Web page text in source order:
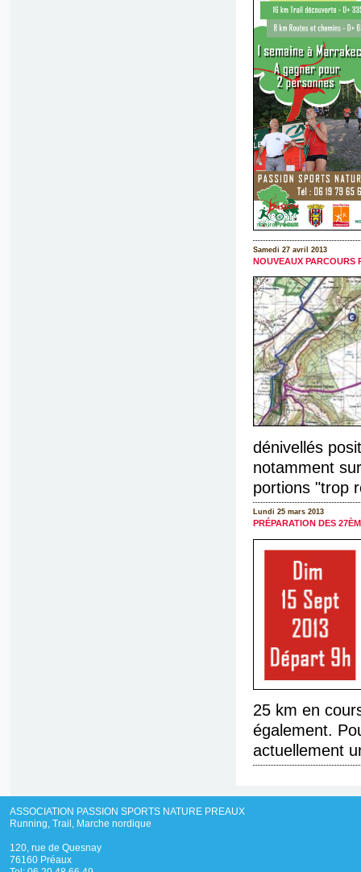
Samedi 27 avril 2013
NOUVEAUX PARCOURS
dénivellés
notamment
portions "trop
Lundi 25 mars 2013
PRÉPARATION DES
25 km en
également.
actuellement
ASSOCIATION PASSION SPORTS NATURE PREAUX
Running, Trail, Marche nordique
120, rue de Quesnay
76160 Préaux